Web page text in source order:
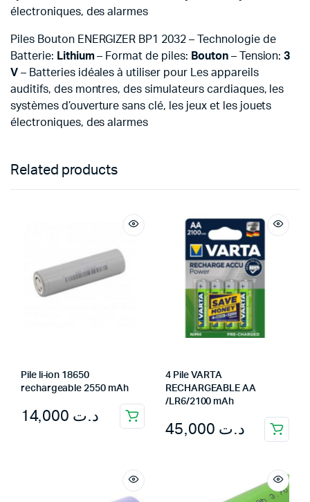
électroniques, des alarmes
Piles Bouton ENERGIZER BP1 2032 – Technologie de
Batterie: Lithium– Format de piles: Bouton– Tension:3
V – Batteries idéales à utiliser pour Les appareils
auditifs, des montres, des simulateurs cardiaques, les
systèmes d’ouverture sans clé, les jeux et les jouets
électroniques, des alarmes
Related products
Pile li-ion 18650
rechargeable 2550 mAh
د.ت
4 Pile VARTA
RECHARGEABLE AA
/LR6/2100 mAh
د.ت